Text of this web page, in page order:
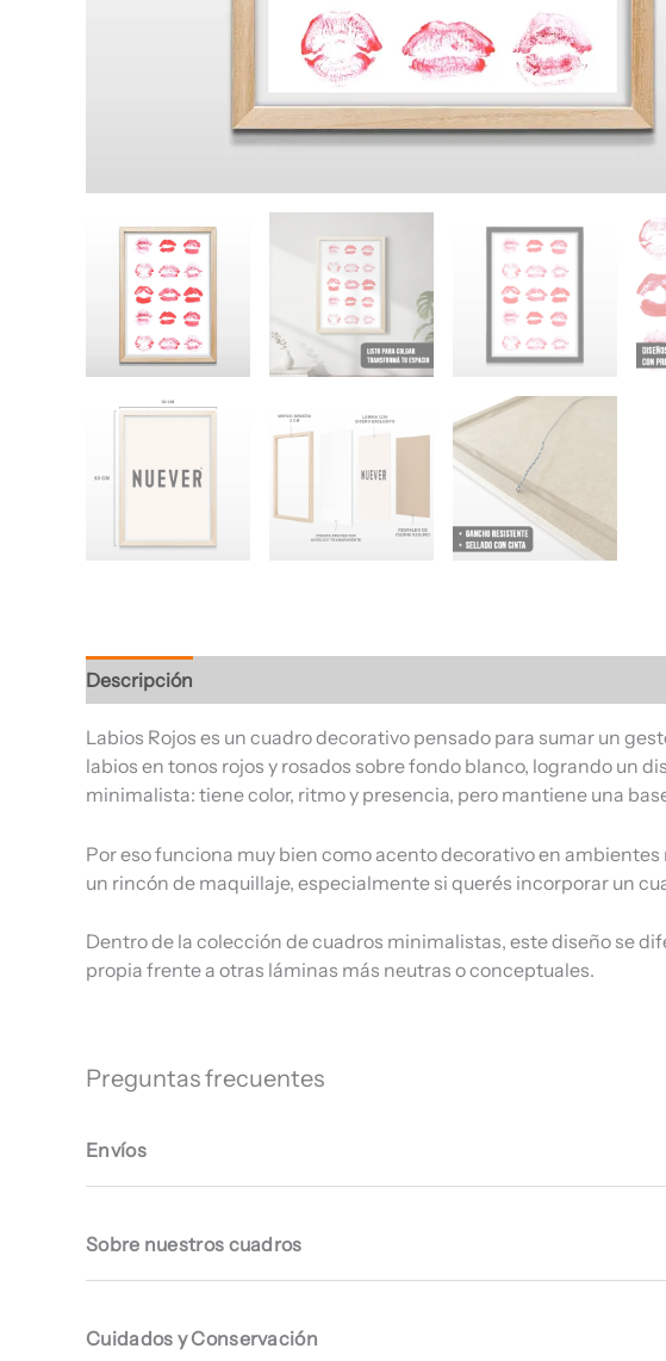
Descripción
Labios Rojos es un cuadro decorativo pensado para sumar un
labios en tonos rojos y rosados sobre fondo blanco, logrando un
minimalista: tiene color, ritmo y presencia, pero mantiene una
Por eso funciona muy bien como acento decorativo en
un rincón de maquillaje, especialmente si querés incorporar un
Dentro de la colección de cuadros minimalistas, este diseño se
propia frente a otras láminas más neutras o conceptuales.
Preguntas frecuentes
Envíos
Sobre nuestros cuadros
Cuidados y Conservación